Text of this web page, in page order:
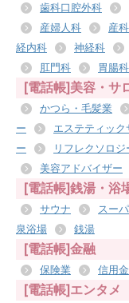
歯科口腔外科
産婦人科
産科
経内科
神経科
肛門科
胃腸科
[電話帳]美容・サ
かつら・毛髪業
ー
エステティック
ー
リフレクソロジ
美容アドバイザー
[電話帳]銭湯・浴
サウナ スー
泉浴場
銭湯
[電話帳]金融
保険業 信用
[電話帳]エンタメ